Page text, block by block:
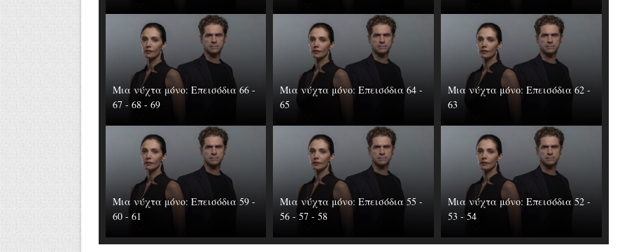
Μια νύχτα μόνο: Επεισόδια 66 -
67 - 68 - 69
Μια νύχτα μόνο: Επεισόδια 64 -
65
Μια νύχτα μόνο: Επεισόδια 62 -
63
Μια νύχτα μόνο: Επεισόδια 59 -
60 - 61
Μια νύχτα μόνο: Επεισόδια 55 -
56 - 57 - 58
Μια νύχτα μόνο: Επεισόδια 52 -
53 - 54